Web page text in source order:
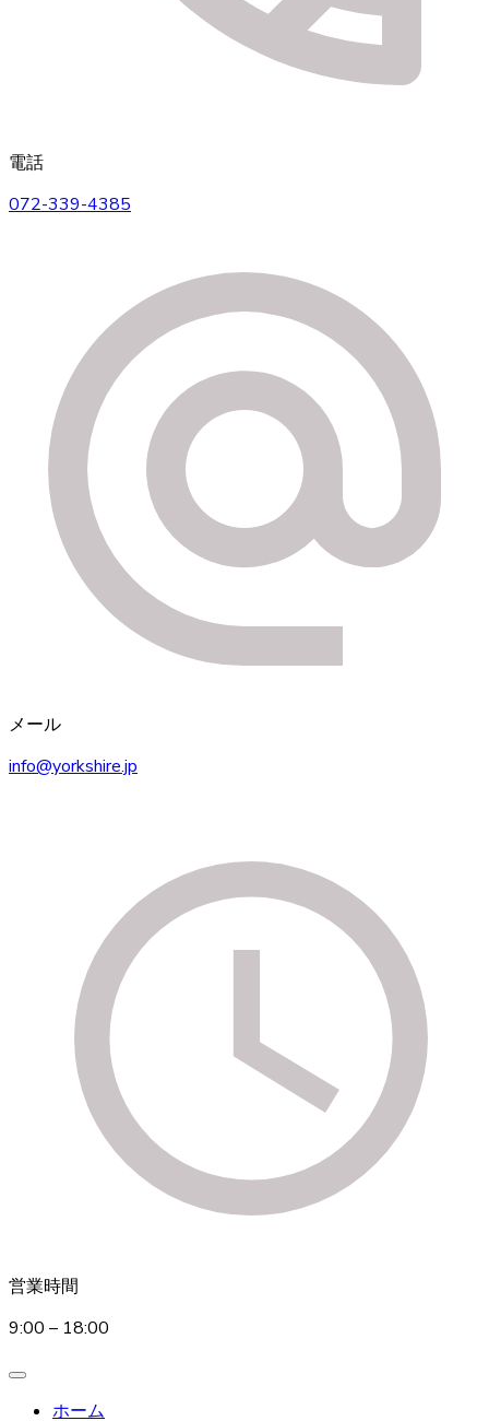
電話
072-339-4385
メール
info@yorkshire.jp
営業時間
9:00 – 18:00
ホーム